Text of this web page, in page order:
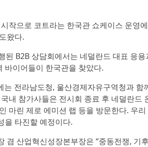
작으로 코트라는 한국관 쇼케이스 운영
왔다.
된 B2B 상담회에서는 네덜란드 대표 응
이어들이 한국관을 찾았다.
는 전라남도청, 울산경제자유구역청과
내 참가사들은 전시회 종료 후 네덜란
마린 제로 에미션 랩 등을 방문한다. 우
을 타진할 예정이다.
겸 산업혁신성장본부장은 “중동전쟁,